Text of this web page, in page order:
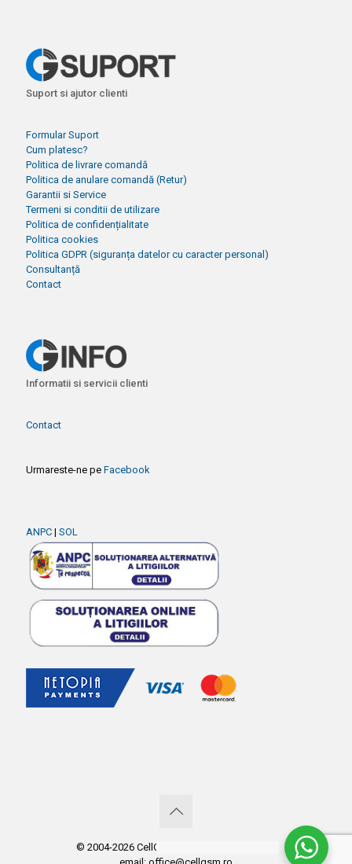
Suport si ajutor clienti
Formular Suport
Cum platesc?
Politica de livrare comandă
Politica de anulare comandă (Retur)
Garantii si Service
Termeni si conditii de utilizare
Politica de confidențialitate
Politica cookies
Politica GDPR (siguranța datelor cu caracter personal)
Consultanță
Contact
Informatii si servicii clienti
Contact
Urmareste-ne pe Facebook
ANPC | SOL
© 2004-2026 CellGSM. Copyright CellGSM.ro